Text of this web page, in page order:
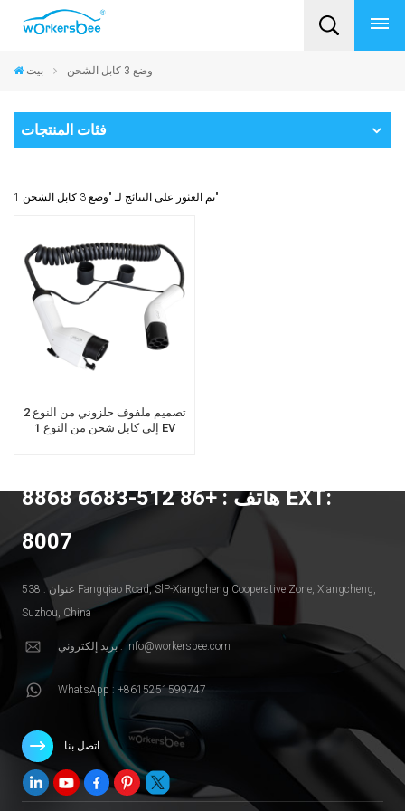
بيت وضع 3 كابل الشحن
فئات المنتجات
1 تم العثور على النتائج لـ "وضع 3 كابل الشحن"
تصميم ملفوف حلزوني من النوع 2
إلى كابل شحن من النوع 1 EV
هاتف : +86 512-6683 8868 EXT:
8007
عنوان : 538 Fangqiao Road, SlP-Xiangcheng Cooperative Zone, Xiangcheng,
Suzhou, China
بريد إلكتروني : info@workersbee.com
WhatsApp : +8615251599747
اتصل بنا